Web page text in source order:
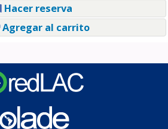
Hacer reserva
Agregar al carrito